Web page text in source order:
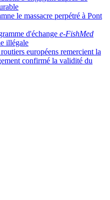
le massacre perpétré à Pont
d'échange e-FishMed
illégale
européens remercient la
confirmé la validité du